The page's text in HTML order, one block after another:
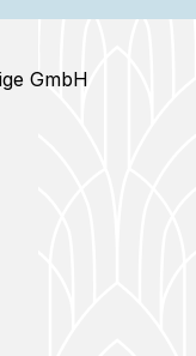
GmbH